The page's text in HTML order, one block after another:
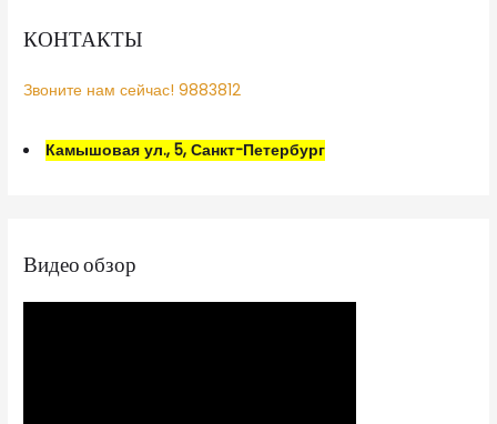
КОНТАКТЫ
Звоните нам сейчас! 9883812
Камышовая ул., 5, Санкт-Петербург
Видео обзор